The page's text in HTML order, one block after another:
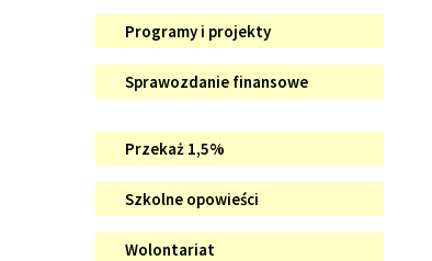
oświata
naszym
wspólnym
Programy
i
projekty
Programy i projekty
Sprawozdanie
finansowe
Sprawozdanie finansowe
Doradztwo
zawodowe
WIZYTÓWKA
SZKOŁY
Przekaż 1,5%
Szkolne
opowieści
Szkolne opowieści
Wolontariat
Wolontariat